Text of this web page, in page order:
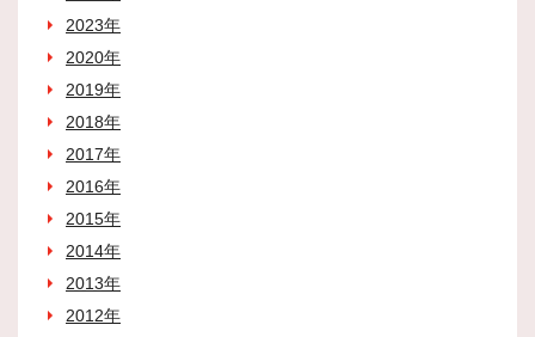
2023年
2020年
2019年
2018年
2017年
2016年
2015年
2014年
2013年
2012年